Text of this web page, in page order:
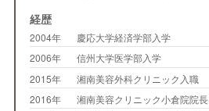
経歴
2004年
慶応大学経済学部入学
2006年
信州大学医学部入学
2015年
湘南美容外科クリニック入職
2016年
湘南美容クリニック小倉院院